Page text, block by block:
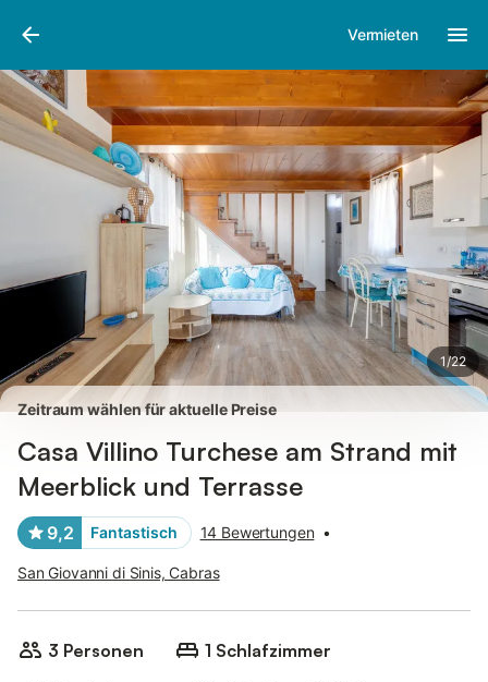
Vermieten
1/22
Bilder
Zeitraum wählen für aktuelle Preise
Casa Villino Turchese am Strand mit
Meerblick und Terrasse
9,2 Fantastisch 14 Bewertungen •
San Giovanni di Sinis, Cabras
3 Personen
1 Schlafzimmer